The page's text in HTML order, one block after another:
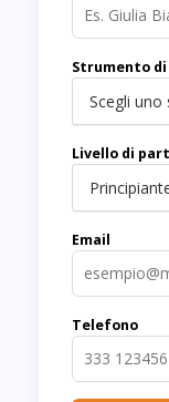
Strumento
Scegli uno
Livello di
Email
Telefono